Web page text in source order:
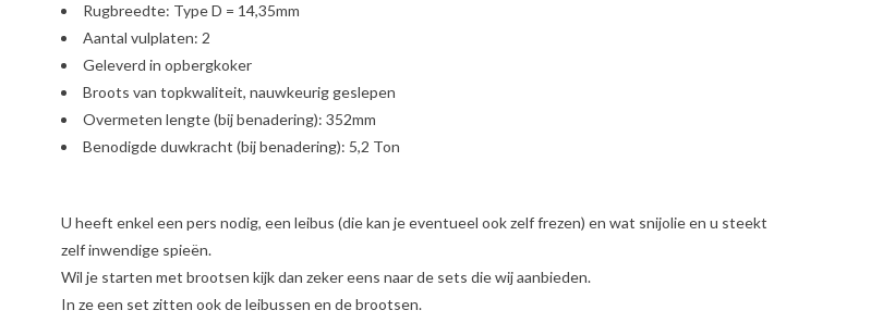
Rugbreedte: Type D = 14,35mm
Aantal vulplaten: 2
Geleverd in opbergkoker
Broots van topkwaliteit, nauwkeurig geslepen
Overmeten lengte (bij benadering): 352mm
Benodigde duwkracht (bij benadering): 5,2 Ton
U heeft enkel een pers nodig, een leibus (die kan je eventueel ook zelf frezen) en wat snijolie en u steekt
zelf inwendige spieën.
Wil je starten met brootsen kijk dan zeker eens naar de sets die wij aanbieden.
In ze een set zitten ook de leibussen en de brootsen.